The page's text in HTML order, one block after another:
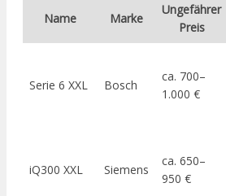
Name Marke
Ungefährer
Preis
Serie 6 XXL Bosch
ca. 700–
1.000 €
iQ300 XXL Siemens
ca. 650–
950 €